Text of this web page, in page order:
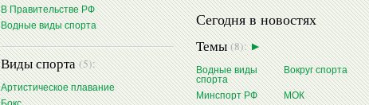
В Правительстве РФ
Водные виды спорта
Виды спорта(5):
Артистическое плавание
1941г. — родиласьРавиля
ПРОКОПЕНКО (САЛИМОВА)
(баскетбол)
1964г. — родилсяНиколай
ЖУРАВСКИЙ(гребля на байдарках
и каноэ)
1964г. — родилсяЮрий ХМЫЛЕВ
Сегодня в новостях
Темы(8):
Водные виды
спорта
Вокруг спорта
Минспорт РФ
МОК